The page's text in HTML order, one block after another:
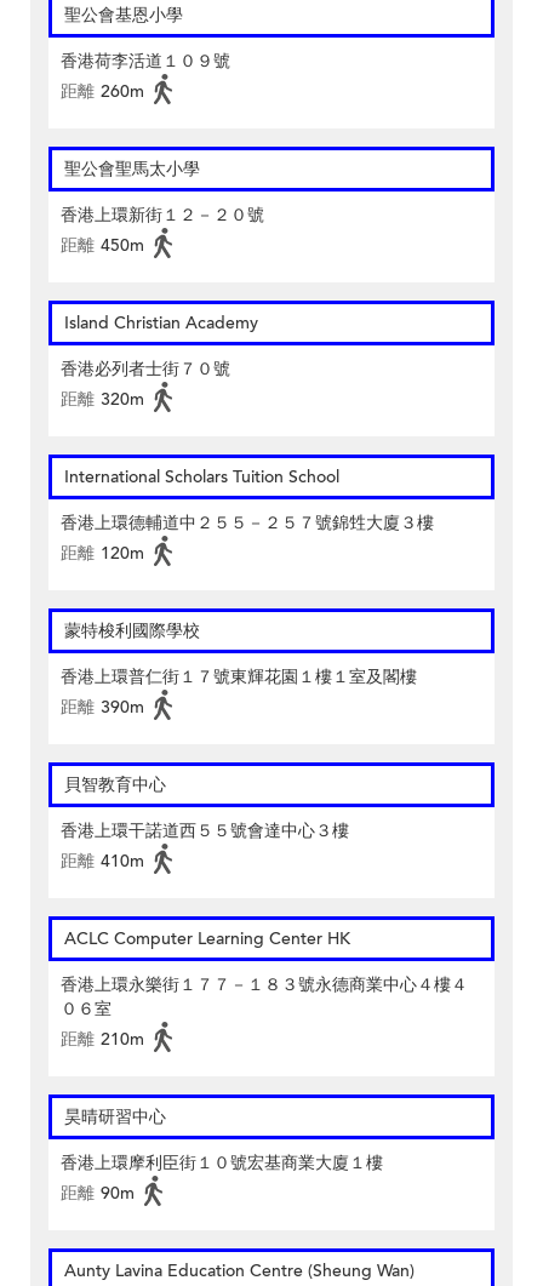
聖公會基恩小學
香港荷李活道１０９號
距離 260m
聖公會聖馬太小學
香港上環新街１２－２０號
距離 450m
Island Christian Academy
香港必列者士街７０號
距離 320m
International Scholars Tuition School
香港上環德輔道中２５５－２５７號錦甡大廈３樓
距離 120m
蒙特梭利國際學校
香港上環普仁街１７號東輝花園１樓１室及閣樓
距離 390m
貝智教育中心
香港上環干諾道西５５號會達中心３樓
距離 410m
ACLC Computer Learning Center HK
香港上環永樂街１７７－１８３號永德商業中心４樓４
０６室
距離 210m
昊晴研習中心
香港上環摩利臣街１０號宏基商業大廈１樓
距離 90m
Aunty Lavina Education Centre (Sheung Wan)